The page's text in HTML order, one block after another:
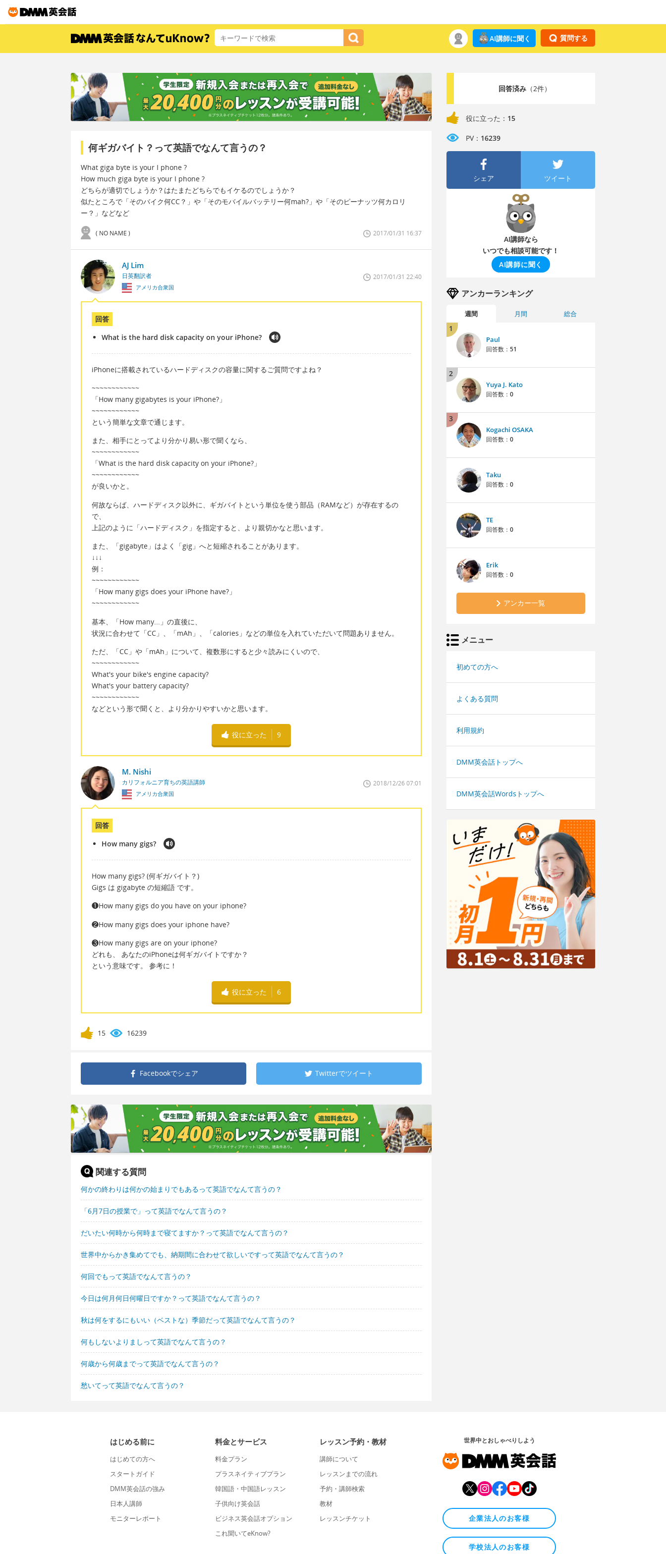
質問する
AI講師に聞く
何ギガバイト？って英語でなんて言うの？
What giga byte is your I phone ?
How much giga byte is your I phone ?
どちらが適切でしょうか？はたまたどちらでもイケるのでしょうか？
似たところで「そのバイク何CC？」や「そのモバイルバッテリー何mah?」や「そのピーナッツ何カロリ
ー？」などなど
( NO NAME ) 2017/01/31 16:37
AJ Lim
日英翻訳者
アメリカ合衆国
2017/01/31 22:40
回答
What is the hard disk capacity on your iPhone?
iPhoneに搭載されているハードディスクの容量に関するご質問ですよね？
~~~~~~~~~~~~
「How many gigabytes is your iPhone?」
~~~~~~~~~~~~
という簡単な文章で通じます。
また、相手にとってより分かり易い形で聞くなら、
~~~~~~~~~~~~
「What is the hard disk capacity on your iPhone?」
~~~~~~~~~~~~
が良いかと。
何故ならば、ハードディスク以外に、ギガバイトという単位を使う部品（RAMなど）が存在するの
で、
上記のように「ハードディスク」を指定すると、より親切かなと思います。
また、「gigabyte」はよく「gig」へと短縮されることがあります。
↓↓↓
例：
~~~~~~~~~~~~
「How many gigs does your iPhone have?」
~~~~~~~~~~~~
基本、「How many...」の直後に、
状況に合わせて「CC」、「mAh」、「calories」などの単位を入れていただいて問題ありません。
ただ、「CC」や「mAh」について、複数形にすると少々読みにくいので、
~~~~~~~~~~~~
What's your bike's engine capacity?
What's your battery capacity?
~~~~~~~~~~~~
などという形で聞くと、より分かりやすいかと思います。
役に立った 9
M. Nishi
カリフォルニア育ちの英語講師
アメリカ合衆国
2018/12/26 07:01
回答
How many gigs?
How many gigs? (何ギガバイト？)
Gigs は gigabyte の短縮語 です。
❶How many gigs do you have on your iphone?
❷How many gigs does your iphone have?
❸How many gigs are on your iphone?
どれも、 あなたのiPhoneは何ギガバイトですか？
という意味です。 参考に！
役に立った 6
15 16239
Facebookでシェア Twitterでツイート
関連する質問
何かの終わりは何かの始まりでもあるって英語でなんて言うの？
「6月7日の授業で」って英語でなんて言うの？
だいたい何時から何時まで寝てますか？って英語でなんて言うの？
世界中からかき集めてでも、納期間に合わせて欲しいですって英語でなんて言うの？
何回でもって英語でなんて言うの？
今日は何月何日何曜日ですか？って英語でなんて言うの？
秋は何をするにもいい（ベストな）季節だって英語でなんて言うの？
何もしないよりましって英語でなんて言うの？
何歳から何歳までって英語でなんて言うの？
愁いてって英語でなんて言うの？
回答済み（2件）
役に立った： 15
PV： 16239
シェア ツイート
AI講師なら
いつでも相談可能です！
AI講師に聞く
アンカーランキング
週間 月間 総合
1
Paul
回答数： 51
2
Yuya J. Kato
回答数： 0
3
Kogachi OSAKA
回答数： 0
Taku
回答数： 0
TE
回答数： 0
Erik
回答数： 0
アンカー一覧
メニュー
初めての方へ
よくある質問
利用規約
DMM英会話トップへ
DMM英会話Wordsトップへ
はじめる前に
はじめての方へ
スタートガイド
DMM英会話の強み
日本人講師
モニターレポート
料金とサービス
料金プラン
プラスネイティブプラン
韓国語・中国語レッスン
子供向け英会話
ビジネス英会話オプション
これ聞いてeKnow?
レッスン予約・教材
講師について
レッスンまでの流れ
予約・講師検索
教材
レッスンチケット
世界中とおしゃべりしよう
企業法人のお客様
学校法人のお客様